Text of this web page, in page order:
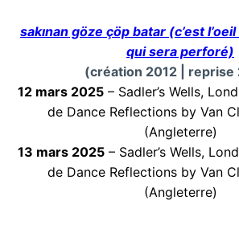
sakınan göze çöp batar (c’est
qui sera perforé)
(création 2012 | reprise
12 mars 2025 – Sadler’s Wells,
de Dance Reflections by Van
(Angleterre)
13 mars 2025– Sadler’s Wells,
de Dance Reflections by Van
(Angleterre)